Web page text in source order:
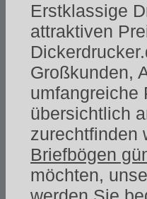
Erstklassige
attraktiven
Großkunden,
umfangreiche
übersichtlich
zurechtfinden
Briefbögen
möchten,